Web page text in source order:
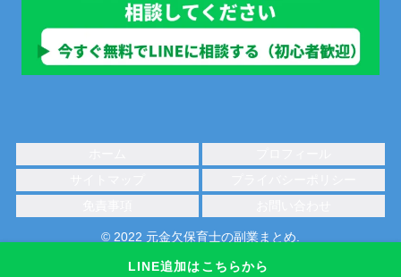
LINE追加はこちらから
© 2022 元金欠保育士の副業まとめ.